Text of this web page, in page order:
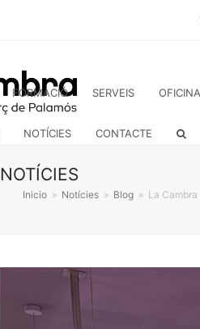
FORMACIÓ SERVEIS
NOTÍCIES CONTACTE
NOTÍCIES
Inicio » Notícies » Blog » La